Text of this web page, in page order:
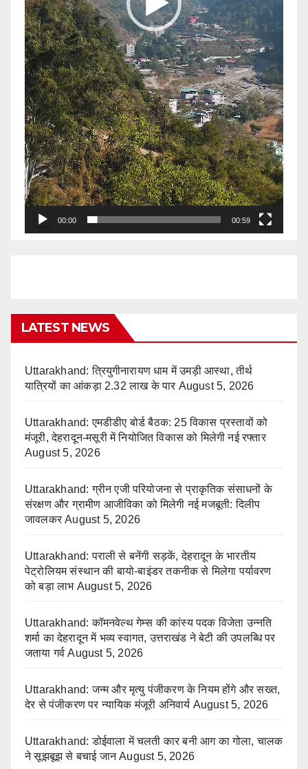
00:00 00:59
LATEST NEWS
Uttarakhand: त्रियुगीनारायण धाम में उमड़ी आस्था, तीर्थ
यात्रियों का आंकड़ा 2.32 लाख के पार August 5, 2026
Uttarakhand: एमडीडीए बोर्ड बैठक: 25 विकास प्रस्तावों को
मंजूरी, देहरादून-मसूरी में नियोजित विकास को मिलेगी नई रफ्तार
August 5, 2026
Uttarakhand: ग्रीन एजी परियोजना से प्राकृतिक संसाधनों के
संरक्षण और ग्रामीण आजीविका को मिलेगी नई मजबूती: दिलीप
जावलकर August 5, 2026
Uttarakhand: पराली से बनेंगी सड़कें, देहरादून के भारतीय
पेट्रोलियम संस्थान की बायो-बाइंडर तकनीक से मिलेगा पर्यावरण
को बड़ा लाभ August 5, 2026
Uttarakhand: कॉमनवेल्थ गेम्स की कांस्य पदक विजेता उन्नति
शर्मा का देहरादून में भव्य स्वागत, उत्तराखंड ने बेटी की उपलब्धि पर
जताया गर्व August 5, 2026
Uttarakhand: जन्म और मृत्यु पंजीकरण के नियम होंगे और सख्त,
देर से पंजीकरण पर न्यायिक मंजूरी अनिवार्य August 5, 2026
Uttarakhand: डोईवाला में चलती कार बनी आग का गोला, चालक
ने सूझबूझ से बचाई जान August 5, 2026